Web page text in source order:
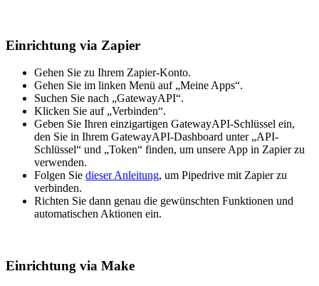
Einrichtung via Zapier
Gehen Sie zu Ihrem Zapier-Konto.
Gehen Sie im linken Menü auf „Meine Apps“.
Suchen Sie nach „GatewayAPI“.
Klicken Sie auf „Verbinden“.
Geben Sie Ihren einzigartigen GatewayAPI-Schlüssel ein,
den Sie in Ihrem GatewayAPI-Dashboard unter „API-
Schlüssel“ und „Token“ finden, um unsere App in Zapier zu
verwenden.
Folgen Sie dieser Anleitung, um Pipedrive mit Zapier zu
verbinden.
Richten Sie dann genau die gewünschten Funktionen und
automatischen Aktionen ein.
Einrichtung via Make